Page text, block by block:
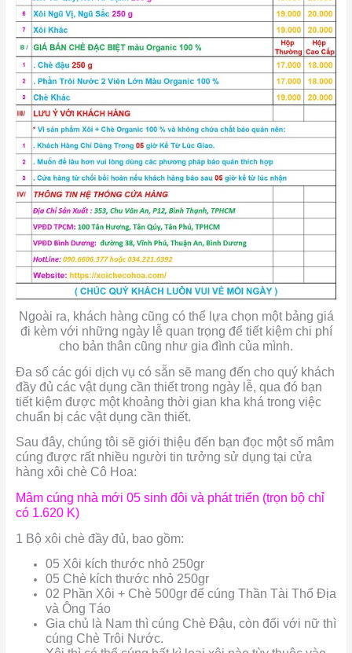
Ngoài ra, khách hàng cũng có thể lựa chọn một bảng giá
đi kèm với những ngày lễ quan trọng để tiết kiệm chi phí
cho bản thân cũng như gia đình của mình.
Đa số các gói dịch vụ có sẵn sẽ mang đến cho quý khách
đầy đủ các vật dụng cần thiết trong ngày lễ, qua đó bạn
tiết kiệm được một khoảng thời gian kha khá trong việc
chuẩn bị các vật dụng cần thiết.
Sau đây, chúng tôi sẽ giới thiệu đến bạn đọc một số mâm
cúng được rất nhiều người tin tưởng sử dụng tại cửa
hàng xôi chè Cô Hoa:
Mâm cúng nhà mới 05 sinh đôi và phát triển (trọn bộ chỉ
có 1.620 K)
1 Bộ xôi chè đầy đủ, bao gồm:
05 Xôi kích thước nhỏ 250gr
05 Chè kích thước nhỏ 250gr
02 Phần Xôi + Chè 500gr để cúng Thần Tài Thổ Địa
và Ông Táo
Gia chủ là Nam thì cúng Chè Đậu, còn đối với nữ thì
cúng Chè Trôi Nước.